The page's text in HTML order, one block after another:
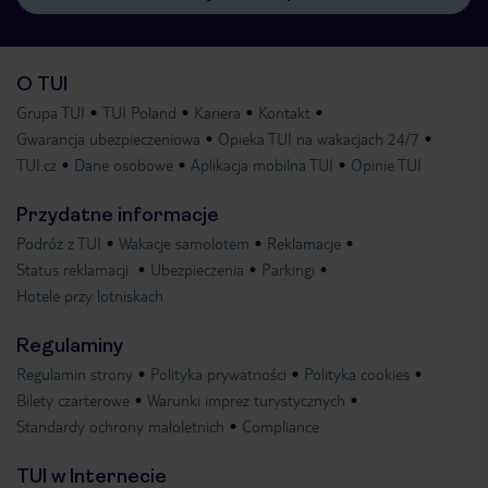
O TUI
Grupa TUI TUI Poland Kariera
Kontakt
Gwarancja ubezpieczeniowa
Opieka TUI na wakacjach 24/7
TUI.cz
Dane osobowe Aplikacja mobilna TUI Opinie TUI
Przydatne informacje
Podróż z TUI Wakacje samolotem
Reklamacje
Status reklamacji
Ubezpieczenia
Parkingi
Hotele przy lotniskach
Regulaminy
Regulamin strony Polityka prywatności
Polityka cookies
Bilety czarterowe
Warunki imprez turystycznych
Standardy ochrony małoletnich
Compliance
TUI w Internecie